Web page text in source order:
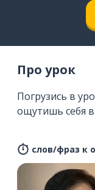
Про урок
Погрузись в
ощутишь себя
слов/фраз к